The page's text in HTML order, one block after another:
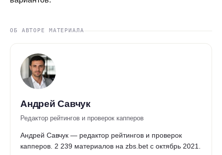
ОБ АВТОРЕ МАТЕРИАЛА
Андрей Савчук
Редактор рейтингов и проверок капперов
Андрей Савчук — редактор рейтингов и проверок
капперов. 2 239 материалов на zbs.bet с октябрь 2021.